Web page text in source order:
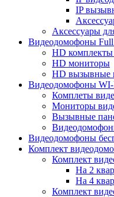
IP
Аксессуары
Видеодомофоны
HD
HD мониторы
HD вызывные
Видеодомофоны WI-
Комплеты
Мониторы
Вызывные
Видеодомофоны
Комплект
Комплект
На 2
На 4
Комплект